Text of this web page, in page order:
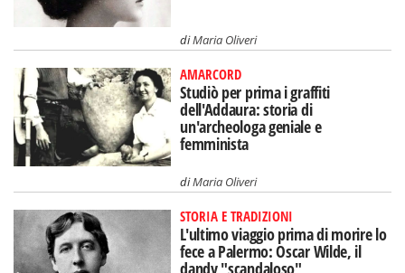
diMaria Oliveri
AMARCORD
Studiò per prima i graffiti
dell'Addaura: storia di
un'archeologa geniale e
femminista
diMaria Oliveri
STORIA E TRADIZIONI
L'ultimo viaggio prima di morire lo
fece a Palermo: Oscar Wilde, il
dandy "scandaloso"